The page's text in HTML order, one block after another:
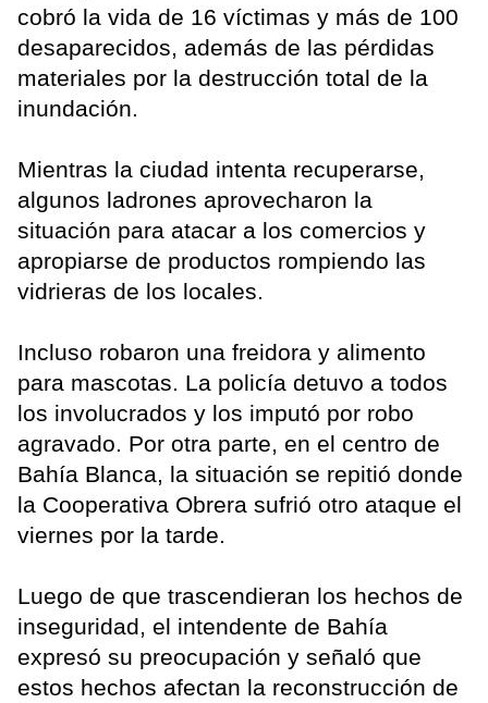
cobró la vida de 16 víctimas y más de 100
desaparecidos, además de las pérdidas
materiales por la destrucción total de la
inundación.
Mientras la ciudad intenta recuperarse,
algunos ladrones aprovecharon la
situación para atacar a los comercios y
apropiarse de productos rompiendo las
vidrieras de los locales.
Incluso robaron una freidora y alimento
para mascotas. La policía detuvo a todos
los involucrados y los imputó por robo
agravado. Por otra parte, en el centro de
Bahía Blanca, la situación se repitió donde
la Cooperativa Obrera sufrió otro ataque el
viernes por la tarde.
Luego de que trascendieran los hechos de
inseguridad, el intendente de Bahía
expresó su preocupación y señaló que
estos hechos afectan la reconstrucción de